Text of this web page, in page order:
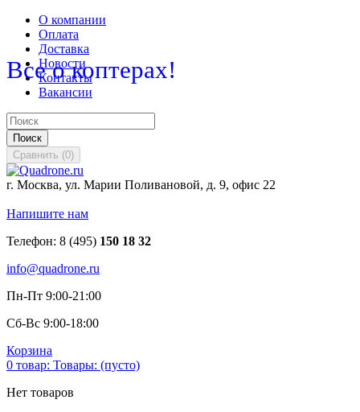
О компании
Оплата
Доставка
Новости
Контакты
Вакансии
Поиск
Сравнить (0)
Все о коптерах!
г. Москва, ул. Марии Поливановой, д. 9, офис 22
Напишите нам
Телефон: 8 (495) 150 18 32
info@quadrone.ru
Пн-Пт 9:00-21:00
Сб-Вс 9:00-18:00
Корзина
0 товар: Товары: (пусто)
Нет товаров